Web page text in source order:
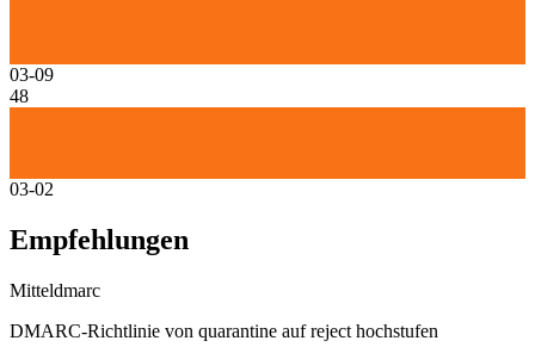
03-09
48
03-02
Empfehlungen
Mitteldmarc
DMARC-Richtlinie von quarantine auf reject hochstufen